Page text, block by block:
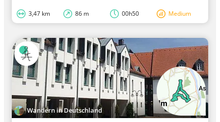
3,47 km 86 m 00h50 Medium
Wandern in Deutschland